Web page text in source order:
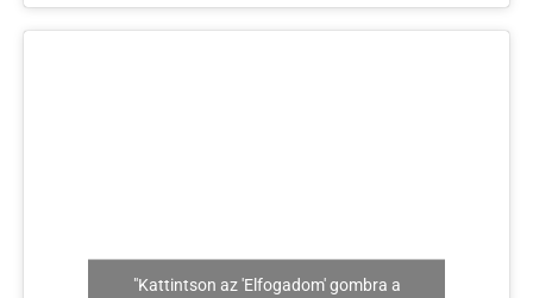
"Kattintson az 'Elfogadom' gombra a